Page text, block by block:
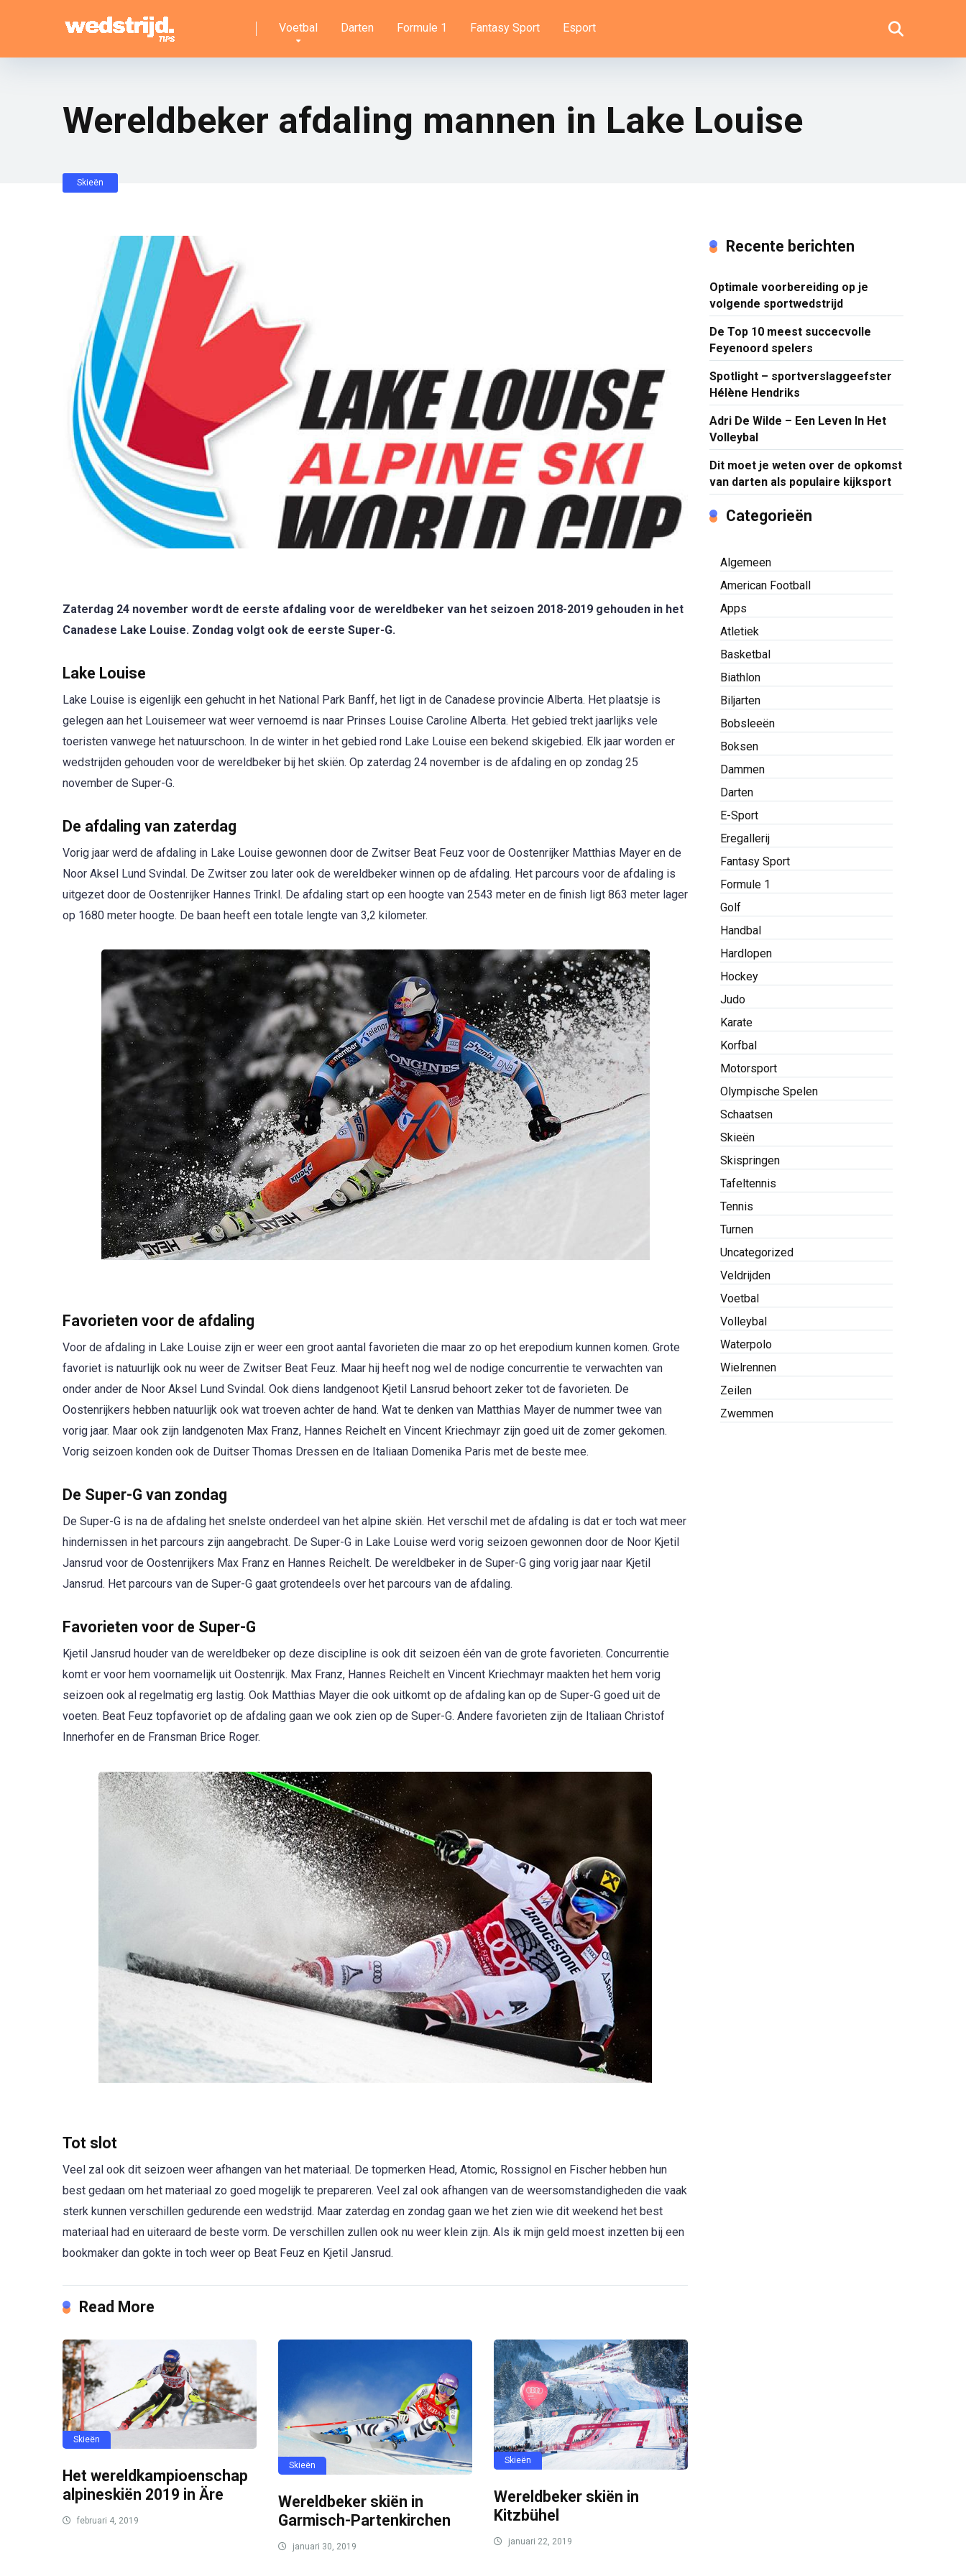
Voetbal Darten Formule 1 Fantasy Sport Esport
Wereldbeker afdaling mannen in Lake Louise
Skieën
Zaterdag 24 november wordt de eerste afdaling voor de wereldbeker van het seizoen 2018-2019 gehouden in het
Canadese Lake Louise. Zondag volgt ook de eerste Super-G.
Lake Louise
Lake Louise is eigenlijk een gehucht in het National Park Banff, het ligt in de Canadese provincie Alberta. Het plaatsje is
gelegen aan het Louisemeer wat weer vernoemd is naar Prinses Louise Caroline Alberta. Het gebied trekt jaarlijks vele
toeristen vanwege het natuurschoon. In de winter in het gebied rond Lake Louise een bekend skigebied. Elk jaar worden er
wedstrijden gehouden voor de wereldbeker bij het skiën. Op zaterdag 24 november is de afdaling en op zondag 25
november de Super-G.
De afdaling van zaterdag
Vorig jaar werd de afdaling in Lake Louise gewonnen door de Zwitser Beat Feuz voor de Oostenrijker Matthias Mayer en de
Noor Aksel Lund Svindal. De Zwitser zou later ook de wereldbeker winnen op de afdaling. Het parcours voor de afdaling is
uitgezet door de Oostenrijker Hannes Trinkl. De afdaling start op een hoogte van 2543 meter en de finish ligt 863 meter lager
op 1680 meter hoogte. De baan heeft een totale lengte van 3,2 kilometer.
Favorieten voor de afdaling
Voor de afdaling in Lake Louise zijn er weer een groot aantal favorieten die maar zo op het erepodium kunnen komen. Grote
favoriet is natuurlijk ook nu weer de Zwitser Beat Feuz. Maar hij heeft nog wel de nodige concurrentie te verwachten van
onder ander de Noor Aksel Lund Svindal. Ook diens landgenoot Kjetil Lansrud behoort zeker tot de favorieten. De
Oostenrijkers hebben natuurlijk ook wat troeven achter de hand. Wat te denken van Matthias Mayer de nummer twee van
vorig jaar. Maar ook zijn landgenoten Max Franz, Hannes Reichelt en Vincent Kriechmayr zijn goed uit de zomer gekomen.
Vorig seizoen konden ook de Duitser Thomas Dressen en de Italiaan Domenika Paris met de beste mee.
De Super-G van zondag
De Super-G is na de afdaling het snelste onderdeel van het alpine skiën. Het verschil met de afdaling is dat er toch wat meer
hindernissen in het parcours zijn aangebracht. De Super-G in Lake Louise werd vorig seizoen gewonnen door de Noor Kjetil
Jansrud voor de Oostenrijkers Max Franz en Hannes Reichelt. De wereldbeker in de Super-G ging vorig jaar naar Kjetil
Jansrud. Het parcours van de Super-G gaat grotendeels over het parcours van de afdaling.
Favorieten voor de Super-G
Kjetil Jansrud houder van de wereldbeker op deze discipline is ook dit seizoen één van de grote favorieten. Concurrentie
komt er voor hem voornamelijk uit Oostenrijk. Max Franz, Hannes Reichelt en Vincent Kriechmayr maakten het hem vorig
seizoen ook al regelmatig erg lastig. Ook Matthias Mayer die ook uitkomt op de afdaling kan op de Super-G goed uit de
voeten. Beat Feuz topfavoriet op de afdaling gaan we ook zien op de Super-G. Andere favorieten zijn de Italiaan Christof
Innerhofer en de Fransman Brice Roger.
Tot slot
Veel zal ook dit seizoen weer afhangen van het materiaal. De topmerken Head, Atomic, Rossignol en Fischer hebben hun
best gedaan om het materiaal zo goed mogelijk te prepareren. Veel zal ook afhangen van de weersomstandigheden die vaak
sterk kunnen verschillen gedurende een wedstrijd. Maar zaterdag en zondag gaan we het zien wie dit weekend het best
materiaal had en uiteraard de beste vorm. De verschillen zullen ook nu weer klein zijn. Als ik mijn geld moest inzetten bij een
bookmaker dan gokte in toch weer op Beat Feuz en Kjetil Jansrud.
Read More
Skieën
Het wereldkampioenschap
alpineskiën 2019 in Äre
februari 4, 2019
Skieën
Wereldbeker skiën in
Garmisch-Partenkirchen
januari 30, 2019
Skieën
Wereldbeker skiën in
Kitzbühel
januari 22, 2019
Recente berichten
Optimale voorbereiding op je
volgende sportwedstrijd
De Top 10 meest succecvolle
Feyenoord spelers
Spotlight – sportverslaggeefster
Hélène Hendriks
Adri De Wilde – Een Leven In Het
Volleybal
Dit moet je weten over de opkomst
van darten als populaire kijksport
Categorieën
Algemeen
American Football
Apps
Atletiek
Basketbal
Biathlon
Biljarten
Bobsleeën
Boksen
Dammen
Darten
E-Sport
Eregallerij
Fantasy Sport
Formule 1
Golf
Handbal
Hardlopen
Hockey
Judo
Karate
Korfbal
Motorsport
Olympische Spelen
Schaatsen
Skieën
Skispringen
Tafeltennis
Tennis
Turnen
Uncategorized
Veldrijden
Voetbal
Volleybal
Waterpolo
Wielrennen
Zeilen
Zwemmen